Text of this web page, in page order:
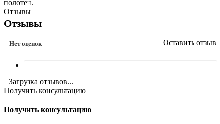
полотен.
Отзывы
Отзывы
Нет оценок Оставить отзыв
Загрузка отзывов...
Получить консультацию
Получить консультацию